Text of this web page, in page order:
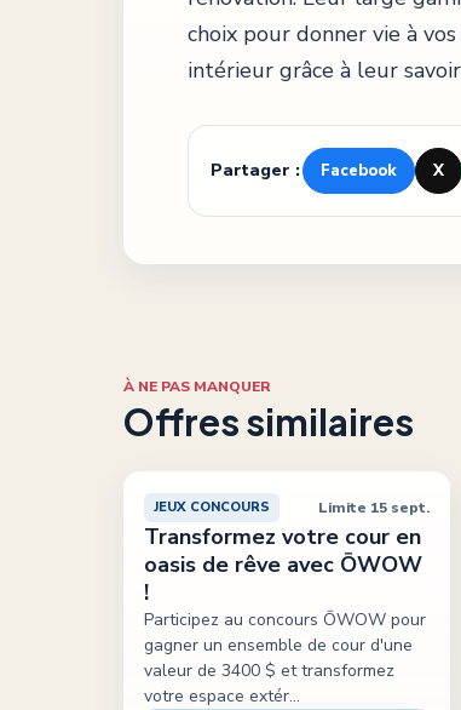
choix pour donner vie à
intérieur grâce à leur
Partager : Facebook X
À NE PAS MANQUER
Offres similaires
JEUX CONCOURS Limite 15 sept.
Transformez votre cour en
oasis de rêve avec ŌWOW
!
Participez au concours ŌWOW pour
gagner un ensemble de cour d'une
valeur de 3400 $ et transformez
votre espace extér...